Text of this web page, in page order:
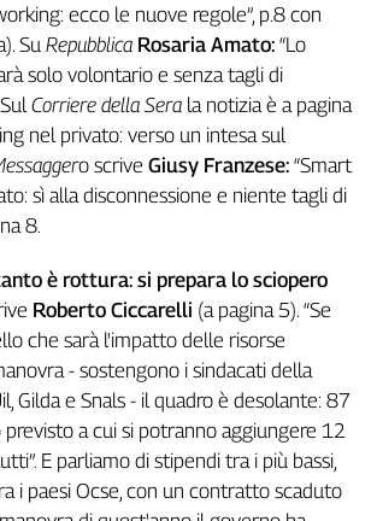
ecco le nuove regole”, p.8 con
Su Repubblica Rosaria Amato: “Lo
solo volontario e senza tagli di
Corriere della Sera la notizia è a pagina
nel privato: verso un intesa sul
o scrive Giusy Franzese: “Smart
sì alla disconnessione e niente tagli di
8.
è rottura: si prepara lo sciopero
Roberto Ciccarelli (a pagina 5). “Se
che sarà l'impatto delle risorse
- sostengono i sindacati della
Gilda e Snals - il quadro è desolante: 87
a cui si potranno aggiungere 12
E parliamo di stipendi tra i più bassi,
i paesi Ocse, con un contratto scaduto